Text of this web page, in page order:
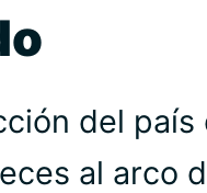
del
al arco